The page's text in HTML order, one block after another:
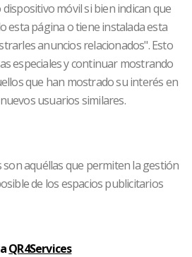
móvil si bien indican que
esta página o tiene instalada esta
anuncios relacionados". Esto
especiales y continuar mostrando
que han mostrado su interés en
usuarios similares.
aquéllas que permiten la gestión
de los espacios publicitarios
QR4Services